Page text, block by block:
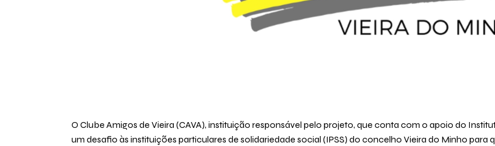
O Clube Amigos de Vieira (CAVA), instituição responsável pelo projeto, que conta com o apoio do
um desafio às instituições particulares de solidariedade social (IPSS) do concelho Vieira do Minho para